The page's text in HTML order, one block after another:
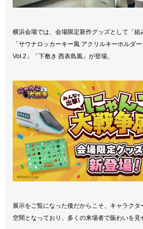
横浜会場では、会場限定新作グッズとして「組
「サウナロッカーキー風 アクリルキーホルダ
Vol.2」「下敷き 西表島風」が登場。
展示をご覧になった後だからこそ、キャラク
空間となっており、多くの来場者で賑わいを見